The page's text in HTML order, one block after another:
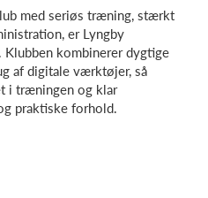
med seriøs træning, stærkt
er Lyngby
kombinerer dygtige
af digitale værktøjer, så
i træningen og klar
praktiske forhold.